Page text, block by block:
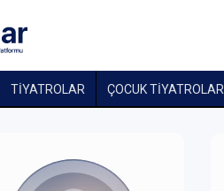
TİYATROLAR ÇOCUK TIYATROLARI